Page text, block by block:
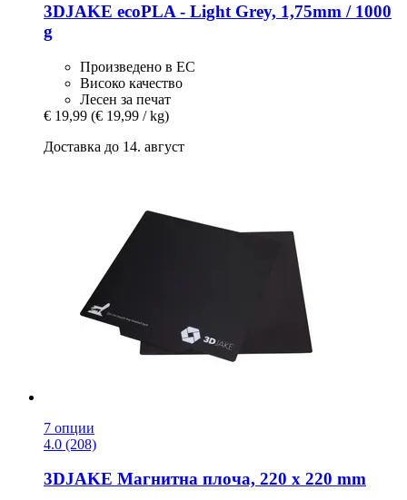
3DJAKE ecoPLA -​ Light Grey, 1,75mm / 1000
g
Произведено в ЕС
Високо качество
Лесен за печат
€ 19,99 (€ 19,99 / kg)
Доставка до 14. август
7 опции
4.0 (208)
3DJAKE Магнитна плоча, 220 x 220 mm